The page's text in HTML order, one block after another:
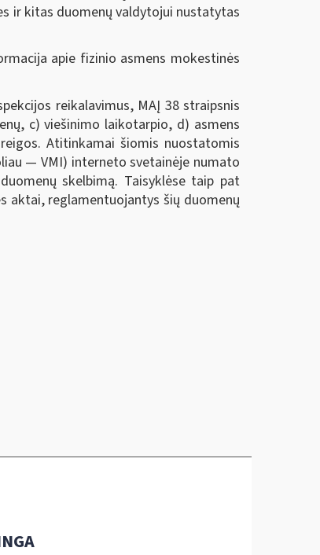
ir kitas duomenų valdytojui nustatytas
apie fizinio asmens mokestinės
reikalavimus, MAĮ 38 straipsnis
c) viešinimo laikotarpio, d) asmens
Atitinkamai šiomis nuostatomis
— VMI) interneto svetainėje numato
skelbimą. Taisyklėse taip pat
aktai, reglamentuojantys šių duomenų